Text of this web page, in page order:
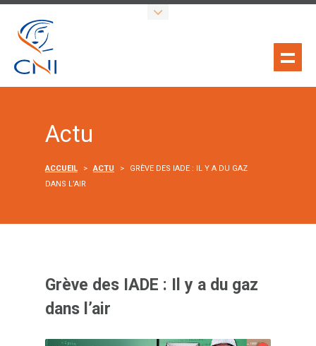
Actu
ACCUEIL > ACTU >
GRÈVE DES IADE : IL Y A DU GAZ
DANS L’AIR
Grève des IADE : Il y a du gaz
dans l’air